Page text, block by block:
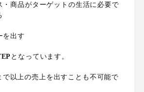
商品がターゲットの生活に必要で
出す
となっています。
で以上の売上を出すことも不可能で